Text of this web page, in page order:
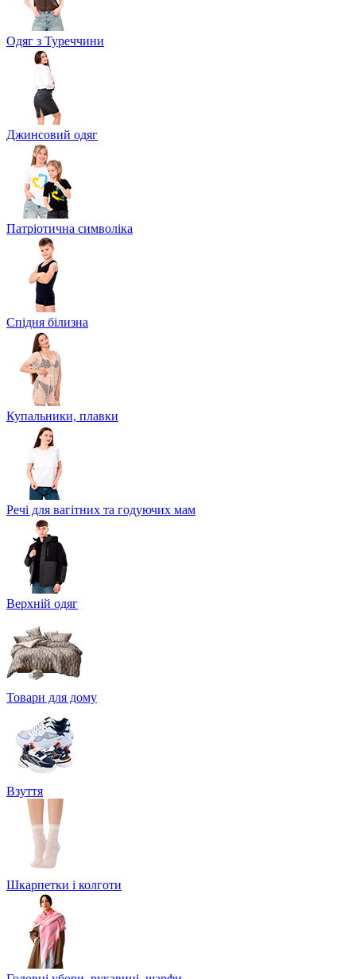
Одяг з Туреччини
Джинсовий одяг
Патріотична символіка
Спідня білизна
Купальники, плавки
Речі для вагітних та годуючих мам
Верхній одяг
Товари для дому
Взуття
Шкарпетки і колготи